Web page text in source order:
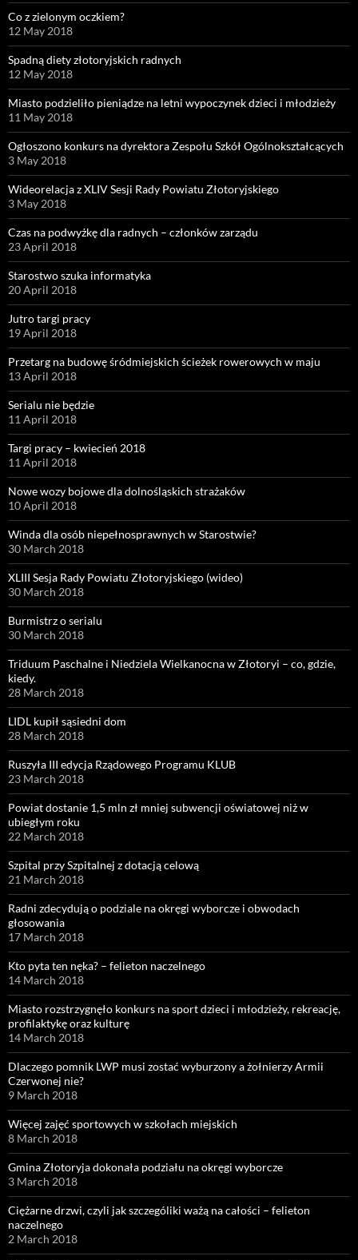
Co z zielonym oczkiem?
12 May 2018
Spadną diety złotoryjskich radnych
12 May 2018
Miasto podzieliło pieniądze na letni wypoczynek dzieci i młodzieży
11 May 2018
Ogłoszono konkurs na dyrektora Zespołu Szkół Ogólnokształcących
3 May 2018
Wideorelacja z XLIV Sesji Rady Powiatu Złotoryjskiego
3 May 2018
Czas na podwyżkę dla radnych – członków zarządu
23 April 2018
Starostwo szuka informatyka
20 April 2018
Jutro targi pracy
19 April 2018
Przetarg na budowę śródmiejskich ścieżek rowerowych w maju
13 April 2018
Serialu nie będzie
11 April 2018
Targi pracy – kwiecień 2018
11 April 2018
Nowe wozy bojowe dla dolnośląskich strażaków
10 April 2018
Winda dla osób niepełnosprawnych w Starostwie?
30 March 2018
XLIII Sesja Rady Powiatu Złotoryjskiego (wideo)
30 March 2018
Burmistrz o serialu
30 March 2018
Triduum Paschalne i Niedziela Wielkanocna w Złotoryi – co, gdzie,
kiedy.
28 March 2018
LIDL kupił sąsiedni dom
28 March 2018
Ruszyła III edycja Rządowego Programu KLUB
23 March 2018
Powiat dostanie 1,5 mln zł mniej subwencji oświatowej niż w
ubiegłym roku
22 March 2018
Szpital przy Szpitalnej z dotacją celową
21 March 2018
Radni zdecydują o podziale na okręgi wyborcze i obwodach
głosowania
17 March 2018
Kto pyta ten nęka? – felieton naczelnego
14 March 2018
Miasto rozstrzygnęło konkurs na sport dzieci i młodzieży, rekreację,
profilaktykę oraz kulturę
14 March 2018
Dlaczego pomnik LWP musi zostać wyburzony a żołnierzy Armii
Czerwonej nie?
9 March 2018
Więcej zajęć sportowych w szkołach miejskich
8 March 2018
Gmina Złotoryja dokonała podziału na okręgi wyborcze
3 March 2018
Ciężarne drzwi, czyli jak szczególiki ważą na całości – felieton
naczelnego
2 March 2018